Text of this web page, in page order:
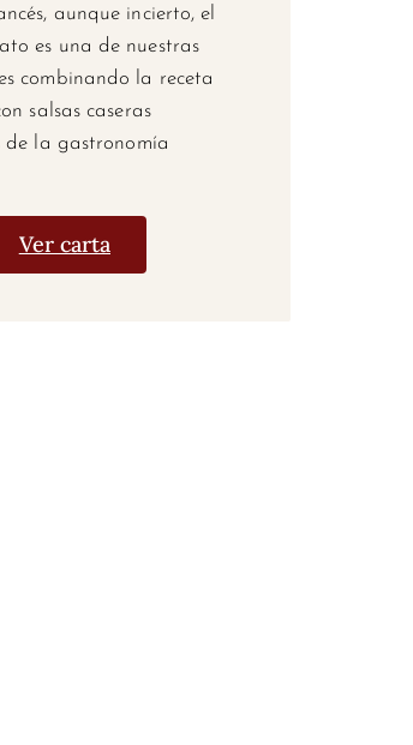
aunque incierto, el
es una de nuestras
combinando la receta
salsas caseras
de la gastronomía
Ver carta